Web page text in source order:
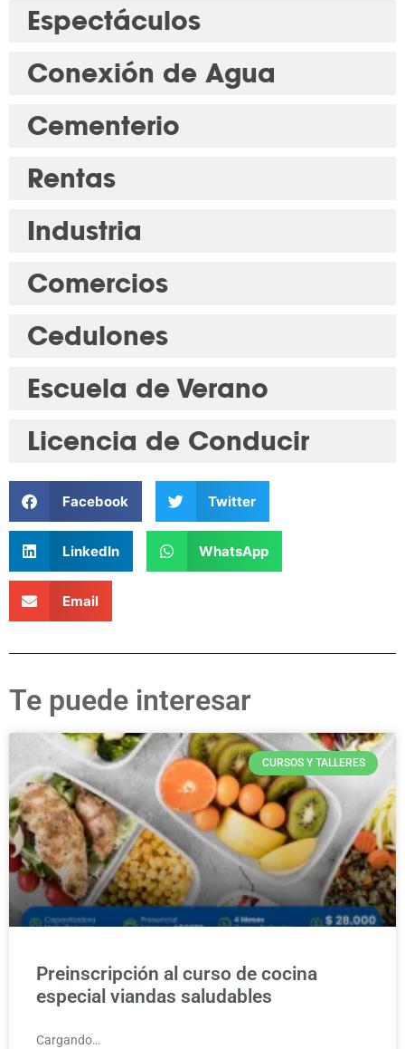
Espectáculos
Conexión de Agua
Cementerio
Rentas
Industria
Comercios
Cedulones
Escuela de Verano
Licencia de Conducir
Facebook Twitter
LinkedIn WhatsApp
Email
Te puede interesar
CURSOS Y TALLERES
Preinscripción al curso de cocina
especial viandas saludables
Cargando…